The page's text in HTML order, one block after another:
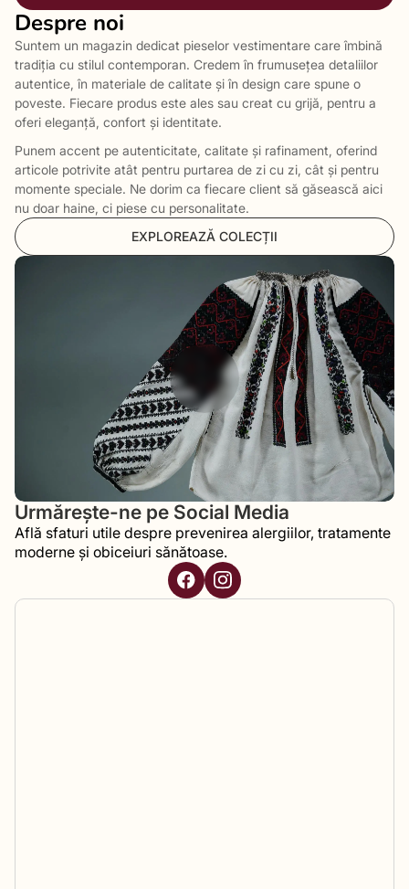
Despre noi
Suntem un magazin dedicat pieselor vestimentare care îmbină
tradiția cu stilul contemporan. Credem în frumusețea detaliilor
autentice, în materiale de calitate și în design care spune o
poveste. Fiecare produs este ales sau creat cu grijă, pentru a
oferi eleganță, confort și identitate.
Punem accent pe autenticitate, calitate și rafinament, oferind
articole potrivite atât pentru purtarea de zi cu zi, cât și pentru
momente speciale. Ne dorim ca fiecare client să găsească aici
nu doar haine, ci piese cu personalitate.
EXPLOREAZĂ COLECȚII
Urmărește-ne pe Social Media
Află sfaturi utile despre prevenirea alergiilor, tratamente
moderne și obiceiuri sănătoase.